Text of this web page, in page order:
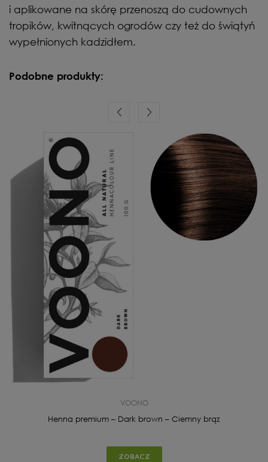
i aplikowane na skórę przenoszą do cudownych
tropików, kwitnących ogrodów czy też do świątyń
wypełnionych kadzidłem.
Podobne produkty:
VOONO
Henna premium – Dark brown – Ciemny brąz
ZOBACZ